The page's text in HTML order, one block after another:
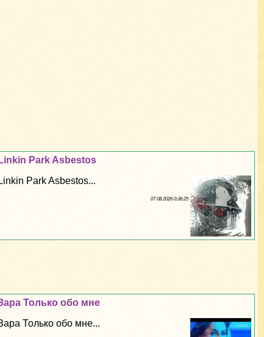
Linkin Park Asbestos
Linkin Park Asbestos...
07 08 2026 0:36:25
Только обо мне
Только обо мне...